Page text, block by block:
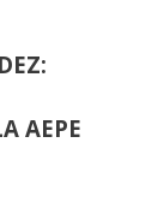
AEPE